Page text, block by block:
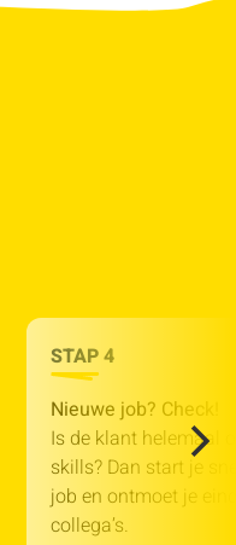
STAP 4
Nieuwe job? Check!
Is de klant helemaal
skills? Dan start je
job en ontmoet je
collega’s.